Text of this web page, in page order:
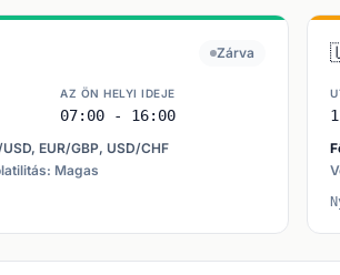
Zárva
AZ ÖN HELYI IDEJE
07:00 - 16:00
EUR/GBP, USD/CHF
Magas